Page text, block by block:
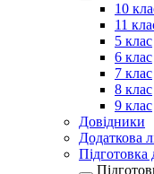
10
11
5 клас
6 клас
7 клас
8 клас
9 клас
Довідники
Додаткова